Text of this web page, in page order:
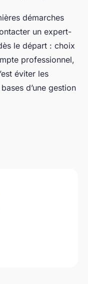
démarches
un expert-
le départ : choix
professionnel,
éviter les
d’une gestion